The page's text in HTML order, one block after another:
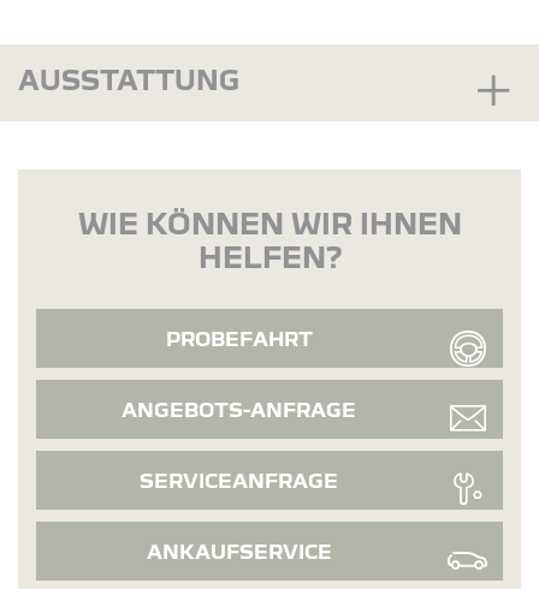
AUSSTATTUNG
WIE KÖNNEN WIR IHNEN
HELFEN?
PROBEFAHRT
ANGEBOTS-ANFRAGE
SERVICEANFRAGE
ANKAUFSERVICE